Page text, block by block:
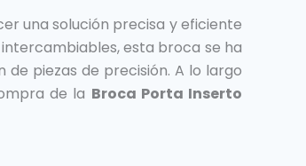
una solución precisa y eficiente
esta broca se ha
piezas de precisión. A lo largo
de la Broca Porta Inserto